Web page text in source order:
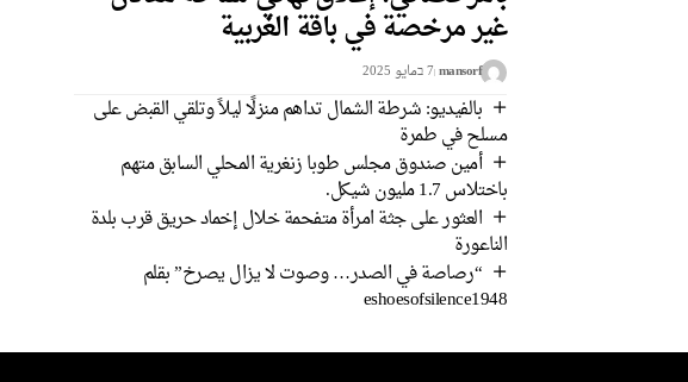
غير مرخصة في باقة الغربية
mansorf7 בمايو 2025
بالفيديو: شرطة الشمال تداهم منزلًا ليلاً وتلقي القبض على
مسلح في طمرة
أمين صندوق مجلس طوبا زنغرية المحلي السابق متهم
باختلاس 1.7 مليون شيكل.
العثور على جثة امرأة متفحمة خلال إخماد حريق قرب بلدة
الناعورة
“رصاصة في الصدر… وصوت لا يزال يصرخ” بقلم
eshoesofsilence1948